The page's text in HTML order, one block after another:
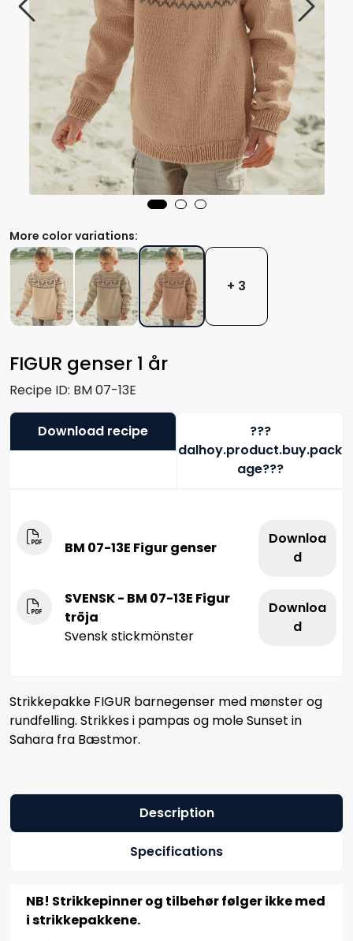
FIGUR genser 1 år
Recipe ID: BM 07-13E
More color variations:
+ 3
Download recipe
???
dalhoy.product.buy.pack
age???
BM 07-13E Figur genser
Downloa
d
SVENSK - BM 07-13E Figur
tröja
Svensk stickmönster
Downloa
d
Strikkepakke FIGUR barnegenser med mønster og
rundfelling. Strikkes i pampas og mole Sunset in
Sahara fra Bæstmor.
Description
Specifications
NB! Strikkepinner og tilbehør følger ikke med
i strikkepakkene.